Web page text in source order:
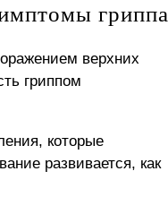
гриппа
верхних
гриппом
которые
развивается, как